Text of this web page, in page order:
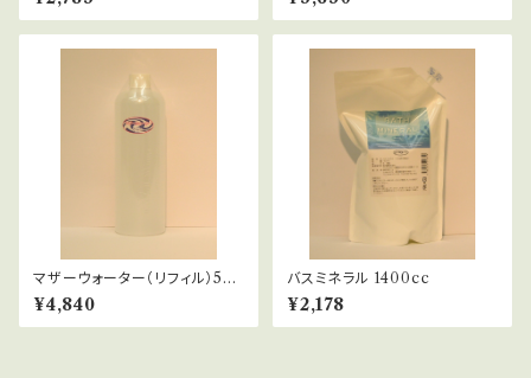
マザーウォーター（リフィル）500
cc
¥4,840
バスミネラル 1400cc
¥2,178